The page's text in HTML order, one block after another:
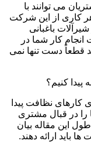
می توانند با
کاری از این شرکت
باغبانی
انجام کار شما در
دست تنها نمی
کنیم؟
نظافت پیدا
در قبال مشتری
این مقاله بیان
باید ارائه دهند.